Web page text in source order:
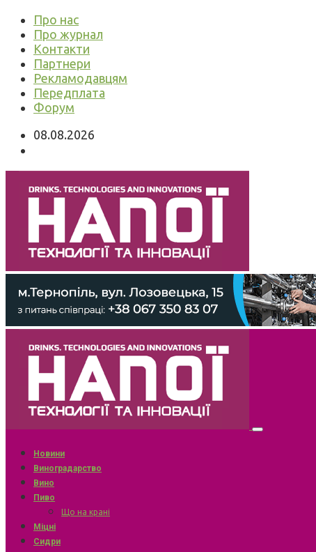
Про нас
Про журнал
Контакти
Партнери
Рекламодавцям
Передплата
Форум
08.08.2026
Новини
Виноградарство
Вино
Пиво
Що на крані
Міцні
Сидри